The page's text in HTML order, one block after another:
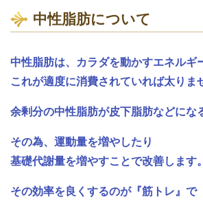
中性脂肪について
中性脂肪は、カラダを動かすエネルギ
これが適度に消費されていれば太りま
余剰分の中性脂肪が皮下脂肪などにな
その為、運動量を増やしたり
基礎代謝量を増やすことで改善します。
その効率を良くするのが『筋トレ』で